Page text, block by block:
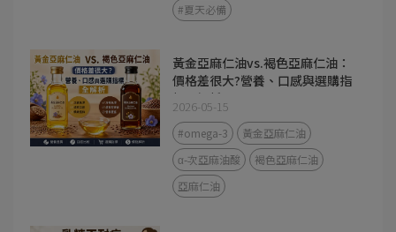
#夏天必備
黃金亞麻仁油vs.褐色亞麻仁油：
價格差很大?營養、口感與選購指
標全解析
2026-05-15
#omega-3
黃金亞麻仁油
α-次亞麻油酸
褐色亞麻仁油
亞麻仁油